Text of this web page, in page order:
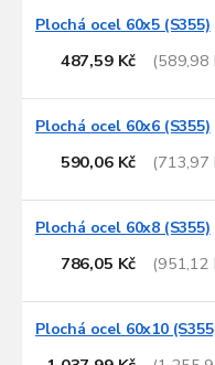
Plochá ocel 60x5 (S355)
487,59 Kč (589,98
Plochá ocel 60x6 (S355)
590,06 Kč (713,97
Plochá ocel 60x8 (S355)
786,05 Kč (951,12
Plochá ocel 60x10